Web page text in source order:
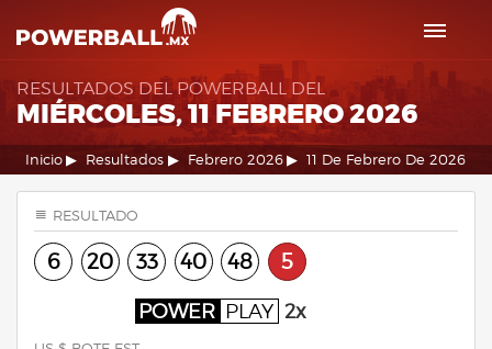
RESULTADOS DEL POWERBALL DEL
MIÉRCOLES, 11 FEBRERO 2026
Inicio Resultados Febrero 2026 11 De Febrero De 2026
RESULTADO
6 20 33 40 48 5
POWER PLAY 2x